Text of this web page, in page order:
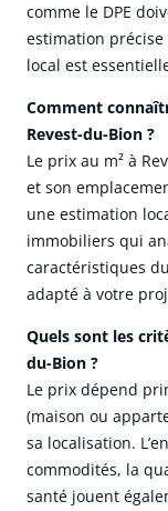
comme le DPE
estimation
local est
Comment
Revest-du-Bion ?
Le prix au m² à
et son
une estimation
immobiliers qui
caractéristiques
adapté à votre
Quels sont les
du-Bion ?
Le prix dépend
(maison ou
sa localisation.
commodités, la
santé jouent